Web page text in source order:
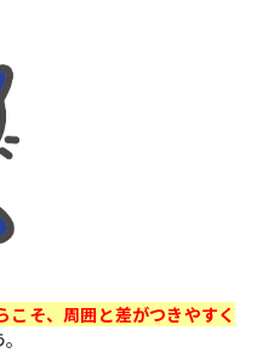
こそ、周囲と差がつきやすく